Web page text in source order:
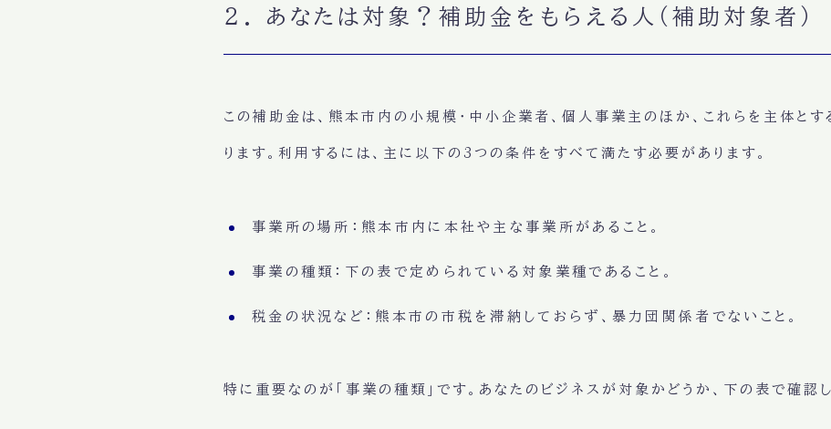
2. あなたは対象？補助金をもらえる人（補助対象者）
この補助金は、熊本市内の小規模・中小企業者、個人事業主のほか、これらを主体とす
ります。利用するには、主に以下の3つの条件をすべて満たす必要があります。
事業所の場所：熊本市内に本社や主な事業所があること。
事業の種類：下の表で定められている対象業種であること。
税金の状況など：熊本市の市税を滞納しておらず、暴力団関係者でないこと。
特に重要なのが「事業の種類」です。あなたのビジネスが対象かどうか、下の表で確認し